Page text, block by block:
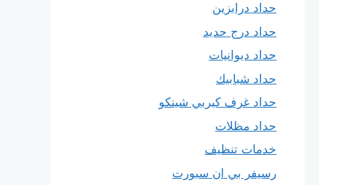
حداد درابزين
حداد درج حديد
حداد ديوانيات
حداد شبابيك
حداد غرف كيربي شينكو
حداد مظلات
خدمات تنظيف
رسيفر بي ان سبورت